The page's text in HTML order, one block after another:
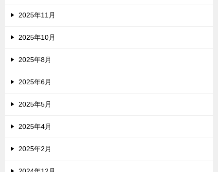
2025年11月
2025年10月
2025年8月
2025年6月
2025年5月
2025年4月
2025年2月